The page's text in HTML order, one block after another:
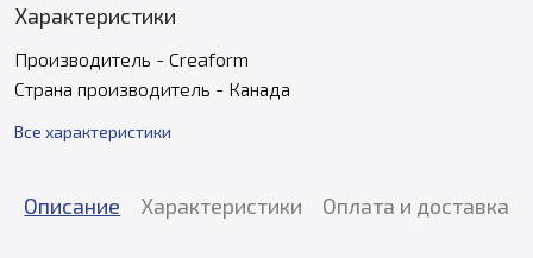
Характеристики
Производитель - Creaform
Страна производитель - Канада
Все характеристики
Описание Характеристики Оплата и доставка